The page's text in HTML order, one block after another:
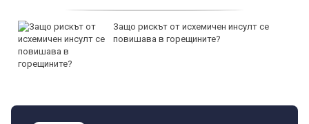
Защо рискът от исхемичен инсулт се
повишава в горещините?